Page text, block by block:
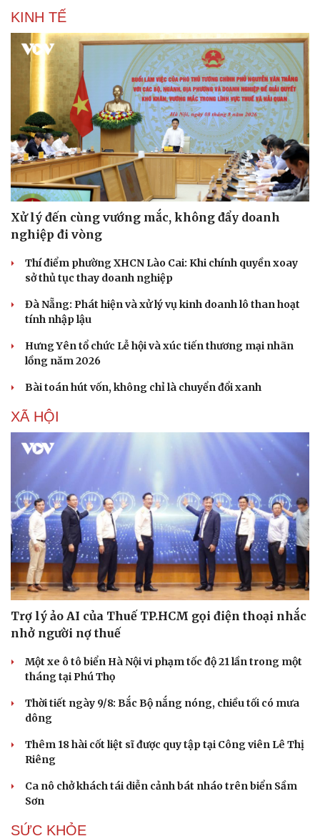
KINH TẾ
Xử lý đến cùng vướng mắc, không đẩy doanh
nghiệp đi vòng
Thí điểm phường XHCN Lào Cai: Khi chính quyền xoay
sở thủ tục thay doanh nghiệp
Đà Nẵng: Phát hiện và xử lý vụ kinh doanh lô than hoạt
tính nhập lậu
Hưng Yên tổ chức Lễ hội và xúc tiến thương mại nhãn
lồng năm 2026
Bài toán hút vốn, không chỉ là chuyển đổi xanh
XÃ HỘI
Trợ lý ảo AI của Thuế TP.HCM gọi điện thoại nhắc
nhở người nợ thuế
Một xe ô tô biển Hà Nội vi phạm tốc độ 21 lần trong một
tháng tại Phú Thọ
Thời tiết ngày 9/8: Bắc Bộ nắng nóng, chiều tối có mưa
dông
Thêm 18 hài cốt liệt sĩ được quy tập tại Công viên Lê Thị
Riêng
Ca nô chở khách tái diễn cảnh bát nháo trên biển Sầm
Sơn
SỨC KHỎE